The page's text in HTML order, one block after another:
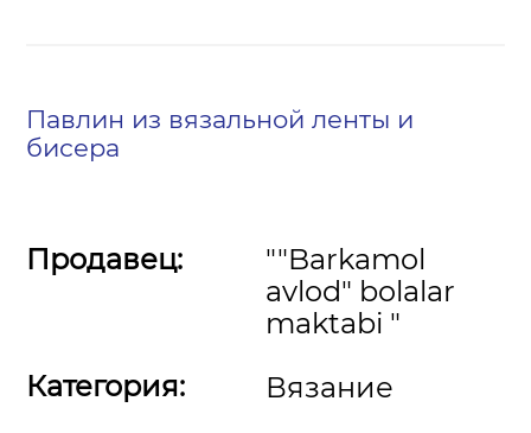
Павлин из вязальной ленты и
бисера
Продавец:
Категория:
""Barkamol
avlod" bolalar
maktabi "
Вязание